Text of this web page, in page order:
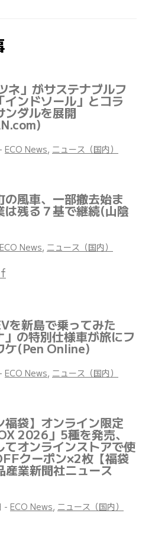
ネ」がサステナブルフ
インドソール」とコラ
ダルを展開
- ECO News, ニュース（国内）
の風車、一部撤去始ま
残る７基で継続(山陰
ECO News, ニュース（国内）
を新島で乗ってみた
の特別仕様車が旅にフ
ケ(Pen Online)
- ECO News, ニュース（国内）
福袋】オンライン限定
2026」5種を発売、
てオンラインストアで使
クーポン×2枚【福袋
業新聞社ニュース
- ECO News, ニュース（国内）